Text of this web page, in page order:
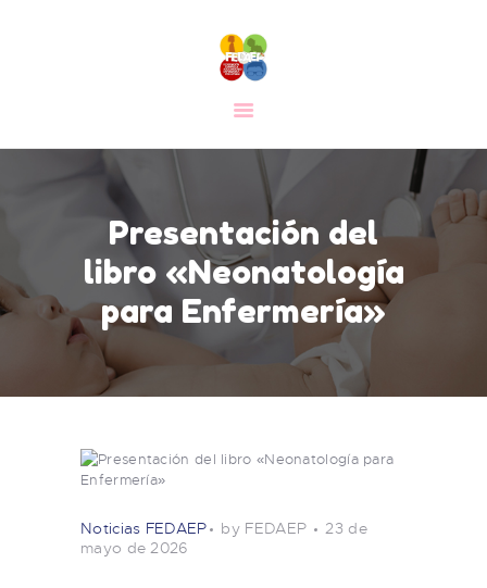
Presentación del
libro «Neonatología
para Enfermería»
INICIO
LA FEDAEP
NOTICIAS
FORMACIÓN
DOCUMENTACIÓN
CONTACTO
Noticias FEDAEP by FEDAEP
23 de
mayo de 2026